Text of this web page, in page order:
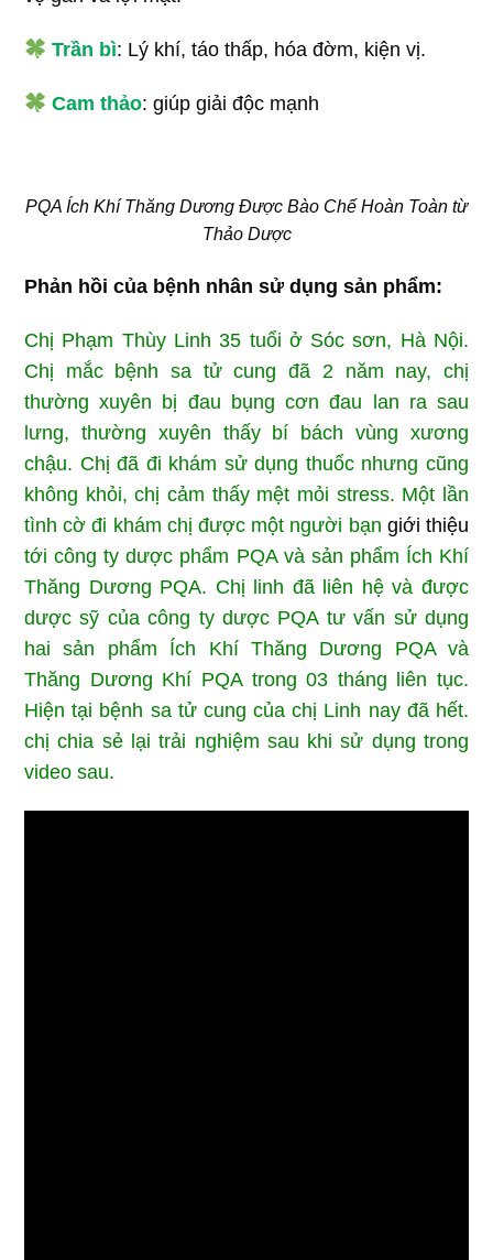
Trần bì: Lý khí, táo thấp, hóa đờm, kiện vị.
Cam thảo: giúp giải độc mạnh
PQA Ích Khí Thăng Dương Được Bào Chế Hoàn Toàn từ
Thảo Dược
Phản hồi của bệnh nhân sử dụng sản phẩm:
Chị Phạm Thùy Linh 35 tuổi ở Sóc sơn, Hà Nội.
Chị mắc bệnh sa tử cung đã 2 năm nay, chị
thường xuyên bị đau bụng cơn đau lan ra sau
lưng, thường xuyên thấy bí bách vùng xương
chậu. Chị đã đi khám sử dụng thuốc nhưng cũng
không khỏi, chị cảm thấy mệt mỏi stress. Một lần
tình cờ đi khám chị được một người bạn giới thiệu
tới công ty dược phẩm PQA và sản phẩm Ích Khí
Thăng Dương PQA. Chị linh đã liên hệ và được
dược sỹ của công ty dược PQA tư vấn sử dụng
hai sản phẩm Ích Khí Thăng Dương PQA và
Thăng Dương Khí PQA trong 03 tháng liên tục.
Hiện tại bệnh sa tử cung của chị Linh nay đã hết.
chị chia sẻ lại trải nghiệm sau khi sử dụng trong
video sau.